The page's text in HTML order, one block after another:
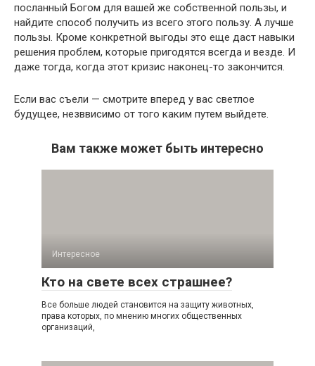
посланный Богом для вашей же собственной пользы, и
найдите способ получить из всего этого пользу. А лучше
пользы. Кроме конкретной выгоды это еще даст навыки
решения проблем, которые пригодятся всегда и везде. И
даже тогда, когда этот кризис наконец-то закончится.
Если вас съели — смотрите вперед у вас светлое
будущее, незввисимо от того каким путем выйдете.
Вам также может быть интересно
Интересное
Кто на свете всех страшнее?
Все больше людей становится на защиту животных,
права которых, по мнению многих общественных
организаций,